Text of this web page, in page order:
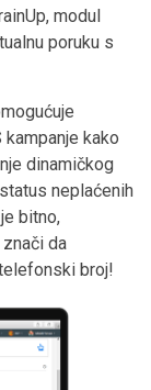
modul
poruku s
kako
dinamičkog
neplaćenih
bitno,
da
broj!